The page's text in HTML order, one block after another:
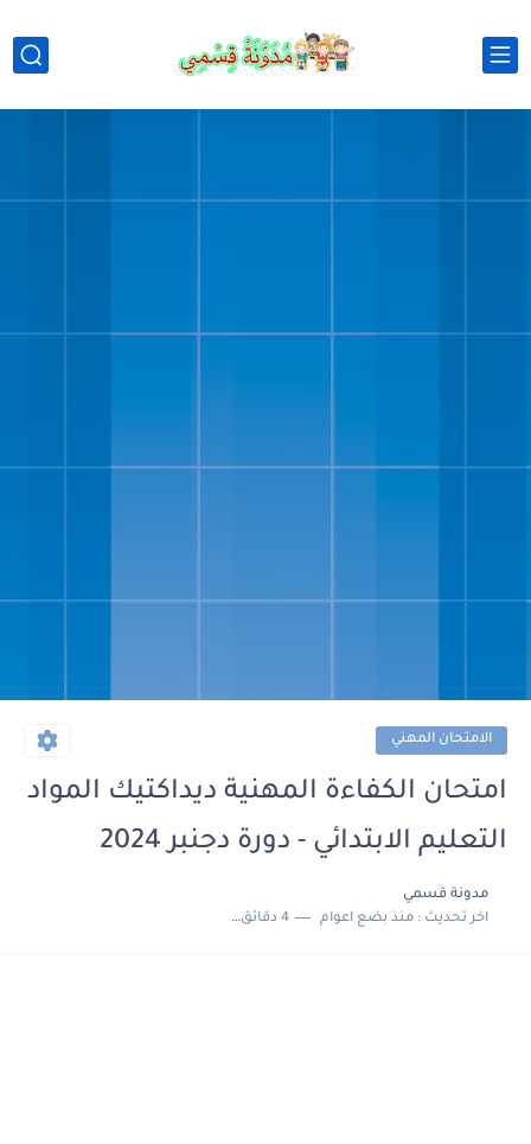
الامتحان المهني
امتحان الكفاءة المهنية ديداكتيك المواد
التعليم الابتدائي - دورة دجنبر 2024
مدونة قسمي
اخر تحديث :منذ بضع اعوام 4 دقائق للقراءة